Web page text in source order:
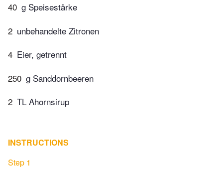
40 g Speisestärke
2 unbehandelte Zitronen
4 Eier, getrennt
250 g Sanddornbeeren
2 TL Ahornsirup
INSTRUCTIONS
Step 1